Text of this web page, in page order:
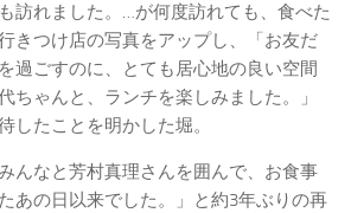
訪れました。…が何度訪れても、食べた
きつけ店の写真をアップし、「お友だ
過ごすのに、とても居心地の良い空間
ちゃんと、ランチを楽しみました。」
したことを明かした堀。
んなと芳村真理さんを囲んで、お食事
あの日以来でした。」と約3年ぶりの再